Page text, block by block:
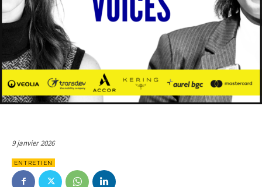
9 janvier 2026
ENTRETIEN